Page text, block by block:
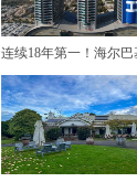
连续18年第一！海尔巴
空调半年销量超去年全